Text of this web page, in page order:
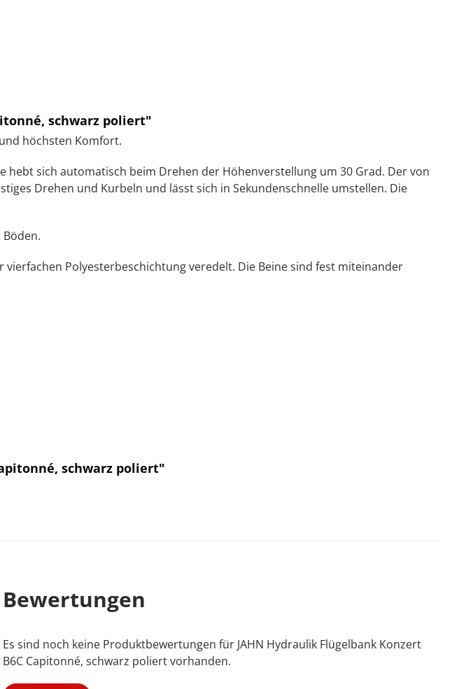
schwarz poliert"
höchsten Komfort.
sich automatisch beim Drehen der Höhenverstellung um 30 Grad. Der von
Drehen und Kurbeln und lässt sich in Sekundenschnelle umstellen. Die
Polyesterbeschichtung veredelt. Die Beine sind fest miteinander
schwarz poliert"
Bewertungen
Es sind noch keine Produktbewertungen für JAHN Hydraulik Flügelbank Konzert
B6C Capitonné, schwarz poliert vorhanden.